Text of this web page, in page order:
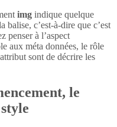
img indique quelque
c’est-à-dire que c’est
penser à l’aspect
aux méta données, le rôle
sont de décrire les
le